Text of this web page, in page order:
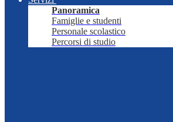
Panoramica
Famiglie e studenti
Personale scolastico
Percorsi di studio